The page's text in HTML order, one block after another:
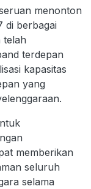
menonton
di berbagai
telah
terdepan
kapasitas
yang
memberikan
seluruh
selama